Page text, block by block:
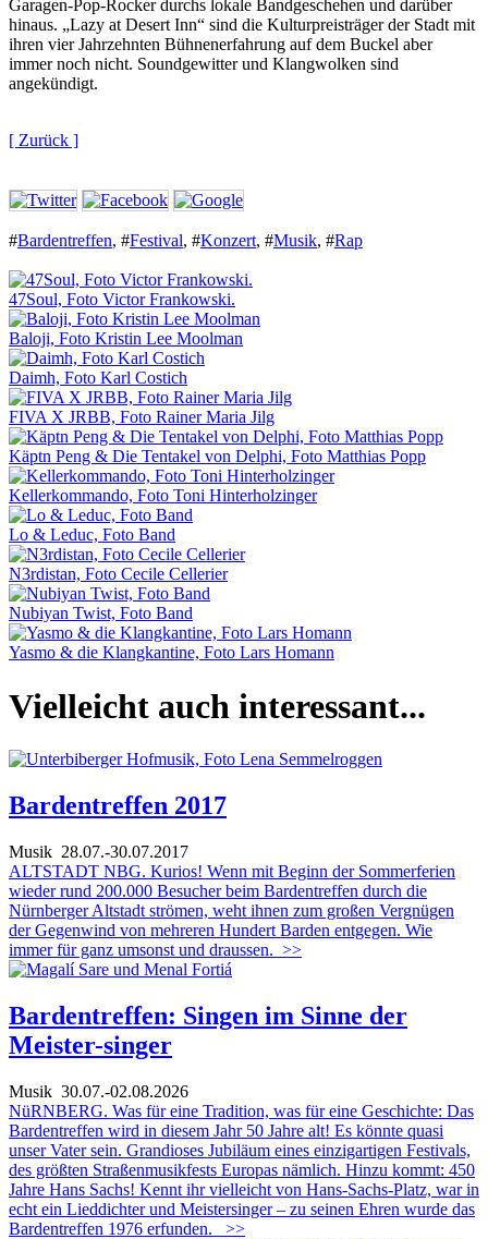
Garagen-Pop-Rocker durchs lokale Bandgeschehen und darüber
hinaus. „Lazy at Desert Inn“ sind die Kulturpreisträger der Stadt mit
ihren vier Jahrzehnten Bühnenerfahrung auf dem Buckel aber
immer noch nicht. Soundgewitter und Klangwolken sind
angekündigt.
[ Zurück ]
#Bardentreffen, #Festival, #Konzert, #Musik, #Rap
47Soul, Foto Victor Frankowski.
Baloji, Foto Kristin Lee Moolman
Daimh, Foto Karl Costich
FIVA X JRBB, Foto Rainer Maria Jilg
Käptn Peng & Die Tentakel von Delphi, Foto Matthias Popp
Kellerkommando, Foto Toni Hinterholzinger
Lo & Leduc, Foto Band
N3rdistan, Foto Cecile Cellerier
Nubiyan Twist, Foto Band
Yasmo & die Klangkantine, Foto Lars Homann
Vielleicht auch interessant...
Bardentreffen 2017
Musik 28.07.-30.07.2017
ALTSTADT NBG. Kurios! Wenn mit Beginn der Sommerferien
wieder rund 200.000 Besucher beim Bardentreffen durch die
Nürnberger Altstadt strömen, weht ihnen zum großen Vergnügen
der Gegenwind von mehreren Hundert Barden entgegen. Wie
immer für ganz umsonst und draussen. >>
Bardentreffen: Singen im Sinne der
Meister-singer
Musik 30.07.-02.08.2026
NüRNBERG. Was für eine Tradition, was für eine Geschichte: Das
Bardentreffen wird in diesem Jahr 50 Jahre alt! Es könnte quasi
unser Vater sein. Grandioses Jubiläum eines einzigartigen Festivals,
des größten Straßenmusikfests Europas nämlich. Hinzu kommt: 450
Jahre Hans Sachs! Kennt ihr vielleicht von Hans-Sachs-Platz, war in
echt ein Lieddichter und Meistersinger – zu seinen Ehren wurde das
Bardentreffen 1976 erfunden.
>>